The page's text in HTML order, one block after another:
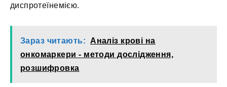
диспротеїнемією.
Зараз читають:
Аналіз крові на
онкомаркери - методи дослідження,
розшифровка